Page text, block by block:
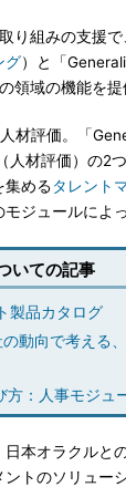
り組みの支援
グ）と「
領域の機能を提
材評価。「
材評価）の2
集めるタレント
ジュールによ
いての記事
製品カタログ
の動向で考える
方：人事モジュ
本オラクルと
トのソリュー